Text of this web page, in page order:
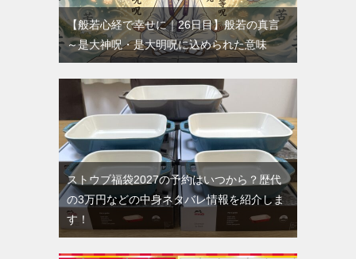
【般若心経で幸せに｜26日目】般若の真言
～是大神呪・是大明呪に込められた意味
ストウブ福袋2027の予約はいつから？歴代
の3万円などの中身ネタバレ情報を紹介しま
す！